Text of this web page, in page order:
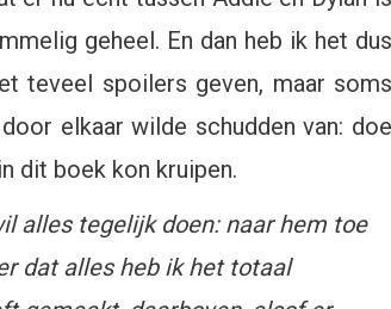
geheel. En dan heb ik het dus
teveel spoilers geven, maar soms
elkaar wilde schudden van: doe
dit boek kon kruipen.
alles tegelijk doen: naar hem toe
dat alles heb ik het totaal